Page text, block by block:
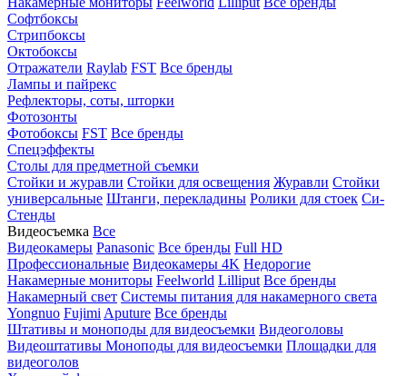
Софтбоксы
Стрипбоксы
Октобоксы
Отражатели Raylab FST Все бренды
Лампы и пайрекс
Рефлекторы, соты, шторки
Фотозонты
Фотобоксы FST Все бренды
Спецэффекты
Столы для предметной съемки
Стойки и журавли Стойки для освещения Журавли Стойки
универсальные Штанги, перекладины Ролики для стоек Си-
Стенды
Видеосъемка Все
Видеокамеры Panasonic Все бренды Full HD
Профессиональные Видеокамеры 4K Недорогие
Накамерные мониторы Feelworld Lilliput Все бренды
Накамерный свет Системы питания для накамерного света
Yongnuo Fujimi Aputure Все бренды
Штативы и моноподы для видеосъемки Видеоголовы
Видеоштативы Моноподы для видеосъемки Площадки для
видеоголов